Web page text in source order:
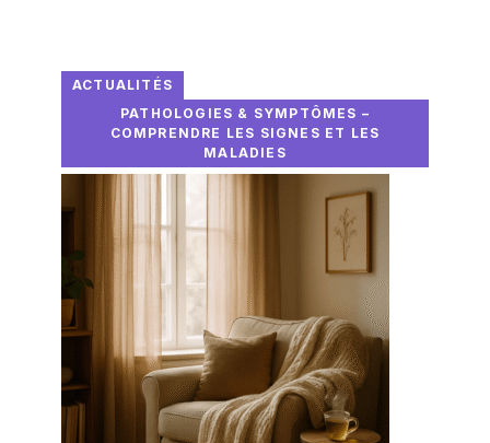
ACTUALITÉS
PATHOLOGIES & SYMPTÔMES –
COMPRENDRE LES SIGNES ET LES
MALADIES